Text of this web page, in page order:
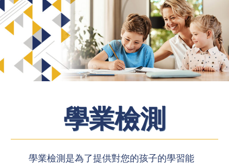
學業檢測
學業檢測是為了提供對您的孩子的學習能